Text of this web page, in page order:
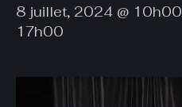
8 juillet, 2024 @ 10h00
17h00